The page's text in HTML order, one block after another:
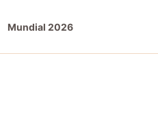
Mundial 2026